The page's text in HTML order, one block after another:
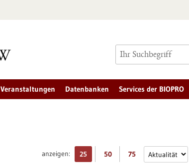
Veranstaltungen Datenbanken Services der BIOPRO
anzeigen: 25 50 75